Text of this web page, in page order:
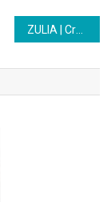
ZULIA | Crece la atención a la población estudiantil con el bachillerato productivo